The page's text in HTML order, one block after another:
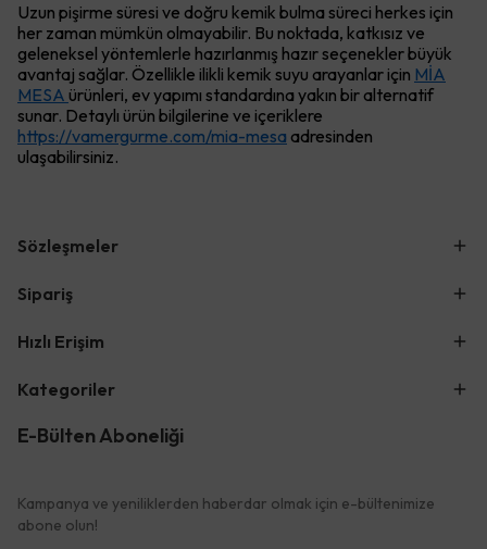
Uzun pişirme süresi ve doğru kemik bulma süreci herkes için
her zaman mümkün olmayabilir. Bu noktada, katkısız ve
geleneksel yöntemlerle hazırlanmış hazır seçenekler büyük
avantaj sağlar. Özellikle ilikli kemik suyu arayanlar için MİA
MESA ürünleri, ev yapımı standardına yakın bir alternatif
sunar. Detaylı ürün bilgilerine ve içeriklere
https://vamergurme.com/mia-mesa adresinden
ulaşabilirsiniz.
Sözleşmeler
Sipariş
Hızlı Erişim
Kategoriler
E-Bülten Aboneliği
Kampanya ve yeniliklerden haberdar olmak için e-bültenimize
abone olun!